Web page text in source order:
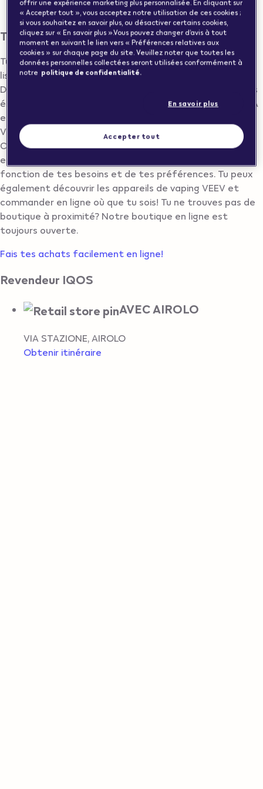
AIROLO
Trouver un Vape Store à AIROLO
Tu cherches une boutique de vapes à AIROLO? Voici la
liste de tous les revendeurs de vapes VEEV à AIROLO.
Dans la boutique, tu trouveras une variété de cigarettes
électroniques VEEV comme VEEV ONE, VEEV NOW ULTRA
et d’autres gammes de produits sans fumée. Les vapes
VEEV One sont disponibles en plusieurs saveurs comme
Classic Tobacco, Blue Raspberry, Blueberry et bien plus
encore. Notre équipe t’aidera à choisir le bon appareil en
fonction de tes besoins et de tes préférences. Tu peux
également découvrir les appareils de vaping VEEV et
commander en ligne où que tu sois! Tu ne trouves pas de
boutique à proximité? Notre boutique en ligne est
toujours ouverte.
Fais tes achats facilement en ligne!
Revendeur IQOS
AVEC AIROLO
VIA STAZIONE,AIROLO
Obtenir itinéraire
offrir une expérience marketing plus personnalisée. En cliquant sur
« Accepter tout », vous acceptez notre utilisation de ces cookies ;
si vous souhaitez en savoir plus, ou désactiver certains cookies,
cliquez sur « En savoir plus ».Vous pouvez changer d’avis à tout
moment en suivant le lien vers « Préférences relatives aux
cookies » sur chaque page du site. Veuillez noter que toutes les
données personnelles collectées seront utilisées conformément à
notre politique de confidentialité.
En savoir plus
Accepter tout